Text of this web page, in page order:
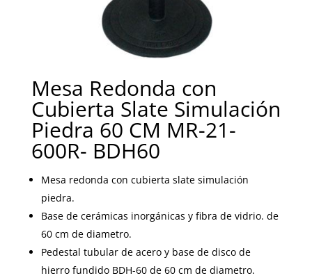
Mesa Redonda con
Cubierta Slate Simulación
Piedra 60 CM MR-21-
600R- BDH60
Mesa redonda con cubierta slate simulación
piedra.
Base de cerámicas inorgánicas y fibra de vidrio. de
60 cm de diametro.
Pedestal tubular de acero y base de disco de
hierro fundido BDH-60 de 60 cm de diametro.